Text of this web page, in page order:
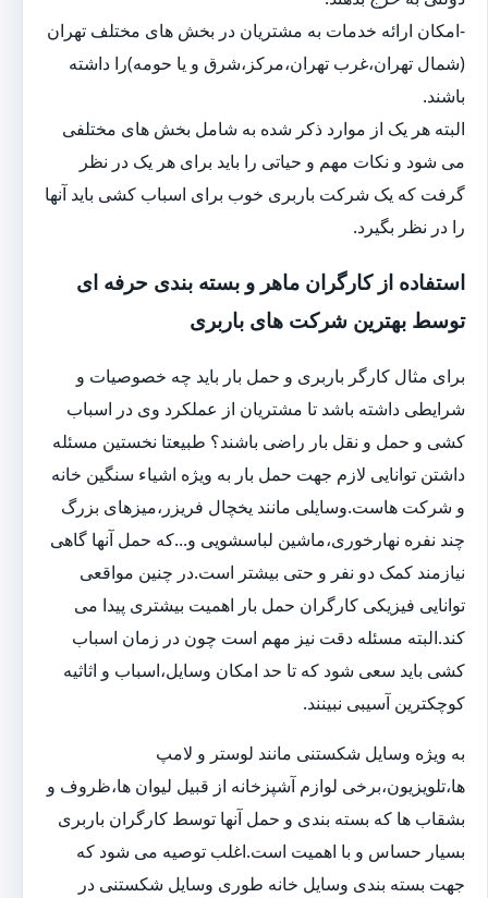
-امکان ارائه خدمات به مشتریان در بخش های مختلف تهران
(شمال تهران،غرب تهران،مرکز،شرق و یا حومه)را داشته
باشند.
البته هر یک از موارد ذکر شده به شامل بخش های مختلفی
می شود و نکات مهم و حیاتی را باید برای هر یک در نظر
گرفت که یک شرکت باربری خوب برای اسباب کشی باید آنها
را در نظر بگیرد.
استفاده از کارگران ماهر و بسته بندی حرفه ای
توسط بهترین شرکت های باربری
برای مثال کارگر باربری و حمل بار باید چه خصوصیات و
شرایطی داشته باشد تا مشتریان از عملکرد وی در اسباب
کشی و حمل و نقل بار راضی باشند؟ طبیعتا نخستین مسئله
داشتن توانایی لازم جهت حمل بار به ویژه اشیاء سنگین خانه
و شرکت هاست.وسایلی مانند یخچال فریزر،میزهای بزرگ
چند نفره نهارخوری،ماشین لباسشویی و...که حمل آنها گاهی
نیازمند کمک دو نفر و حتی بیشتر است.در چنین مواقعی
توانایی فیزیکی کارگران حمل بار اهمیت بیشتری پیدا می
کند.البته مسئله دقت نیز مهم است چون در زمان اسباب
کشی باید سعی شود که تا حد امکان وسایل،اسباب و اثاثیه
کوچکترین آسیبی نبینند.
به ویژه وسایل شکستنی مانند لوستر و لامپ
ها،تلویزیون،برخی لوازم آشپزخانه از قبیل لیوان ها،ظروف و
بشقاب ها که بسته بندی و حمل آنها توسط کارگران باربری
بسیار حساس و با اهمیت است.اغلب توصیه می شود که
جهت بسته بندی وسایل خانه طوری وسایل شکستنی در